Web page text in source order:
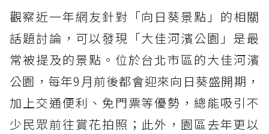
觀察近一年網友針對「向日葵景點」的相關
話題討論，可以發現「大佳河濱公園」是最
常被提及的景點。位於台北市區的大佳河濱
公園，每年9月前後都會迎來向日葵盛開期，
加上交通便利、免門票等優勢，總能吸引不
少民眾前往賞花拍照；此外，園區去年更以